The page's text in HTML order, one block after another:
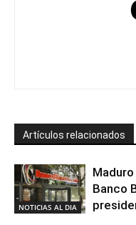
Artículos relacionados
NOTICIAS AL DIA
Banco